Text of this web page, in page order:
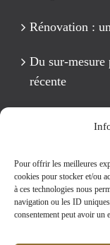
Pour offrir les meilleures
cookies pour stocker et/ou
à ces technologies nous
navigation ou les ID
consentement peut avoir un
Rénovation :
Du sur-
récente
Rechercher: